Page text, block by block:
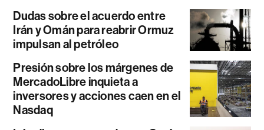
Dudas sobre el acuerdo entre
Irán y Omán para reabrir Ormuz
impulsan al petróleo
Presión sobre los márgenes de
MercadoLibre inquieta a
inversores y acciones caen en el
Nasdaq